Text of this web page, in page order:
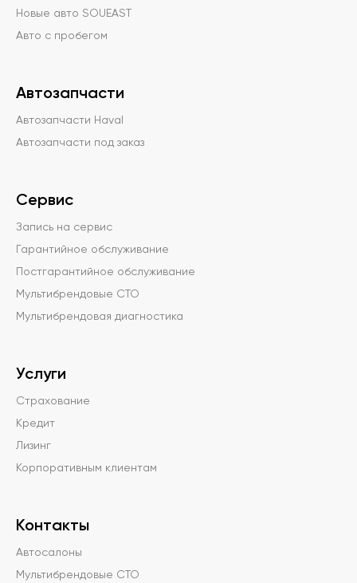
Новые авто SOUEAST
Авто с пробегом
Автозапчасти
Автозапчасти Haval
Автозапчасти под заказ
Сервис
Запись на сервис
Гарантийное обслуживание
Постгарантийное обслуживание
Мультибрендовые СТО
Мультибрендовая диагностика
Услуги
Страхование
Кредит
Лизинг
Корпоративным клиентам
Контакты
Автосалоны
Мультибрендовые СТО